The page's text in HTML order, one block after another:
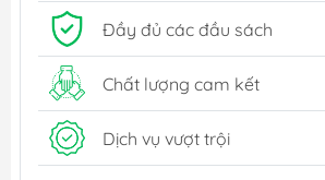
Đầy đủ các đầu sách
Chất lượng cam kết
Dịch vụ vượt trội